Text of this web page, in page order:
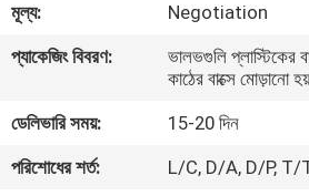
মান
নিয়ন্ত্রণ
যোগাযোগ
করুন
মূল্য:
Negotiation
প্যাকেজিং বিবরণ:
ভালভগুলি প্লাস্টিকের
কাঠের বাক্সে মোড়ানো
ডেলিভারি সময়:
15-20 দিন
পরিশোধের শর্ত:
L/C, D/A, D/P, T/T,